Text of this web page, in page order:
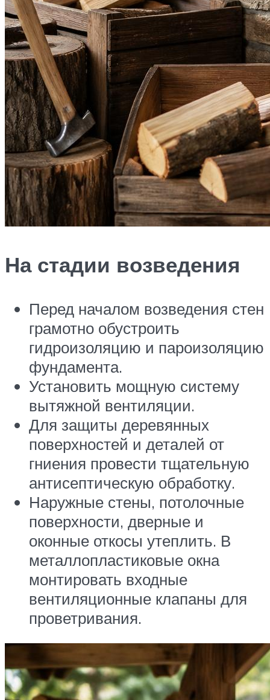
На стадии возведения
Перед началом возведения стен
грамотно обустроить
гидроизоляцию и пароизоляцию
фундамента.
Установить мощную систему
вытяжной вентиляции.
Для защиты деревянных
поверхностей и деталей от
гниения провести тщательную
антисептическую обработку.
Наружные стены, потолочные
поверхности, дверные и
оконные откосы утеплить. В
металлопластиковые окна
монтировать входные
вентиляционные клапаны для
проветривания.